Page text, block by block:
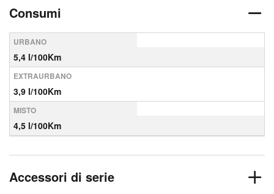
Consumi
URBANO
5,4 l/100Km
EXTRAURBANO
3,9 l/100Km
MISTO
4,5 l/100Km
Accessori di serie